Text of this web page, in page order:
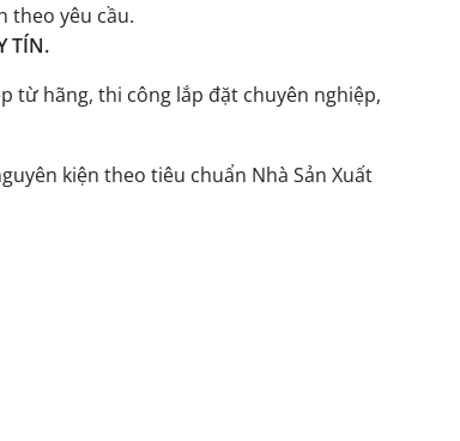
theo yêu cầu.
TÍN.
từ hãng, thi công lắp đặt chuyên nghiệp,
kiện theo tiêu chuẩn Nhà Sản Xuất